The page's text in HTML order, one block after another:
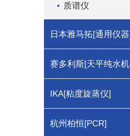
质谱仪
日本雅马拓[通用仪
赛多利斯[天平纯水
IKA[粘度旋蒸仪]
杭州柏恒[PCR]